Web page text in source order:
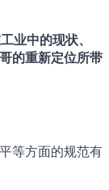
业中的现状、
的重新定位所带
等方面的规范有